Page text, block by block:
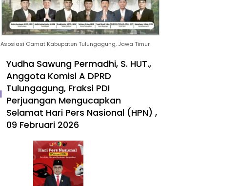
Asosiasi Camat Kabupaten Tulungagung, Jawa Timur
Yudha Sawung Permadhi, S. HUT.,
Anggota Komisi A DPRD
Tulungagung, Fraksi PDI
Perjuangan Mengucapkan
Selamat Hari Pers Nasional (HPN) ,
09 Februari 2026